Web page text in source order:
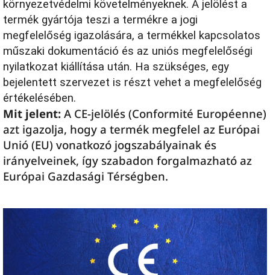
környezetvédelmi követelményeknek. A jelölést a
termék gyártója teszi a termékre a jogi
megfelelőség igazolására, a termékkel kapcsolatos
műszaki dokumentáció és az uniós megfelelőségi
nyilatkozat kiállítása után. Ha szükséges, egy
bejelentett szervezet is részt vehet a megfelelőség
értékelésében.
Mit jelent: A CE-jelölés (Conformité Européenne)
azt igazolja, hogy a termék megfelel az Európai
Unió (EU) vonatkozó jogszabályainak és
irányelveinek, így szabadon forgalmazható az
Európai Gazdasági Térségben.